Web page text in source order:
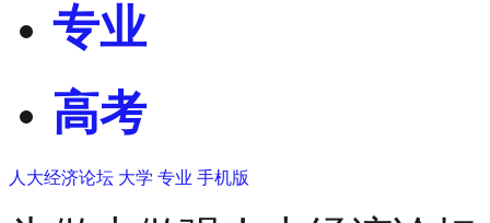
专业
高考
人大经济论坛 大学 专业 手机版